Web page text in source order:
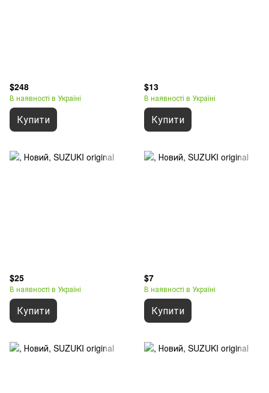
$248
В наявності в Україні
Купити
$13
В наявності в Україні
Купити
$25
В наявності в Україні
Купити
$7
В наявності в Україні
Купити